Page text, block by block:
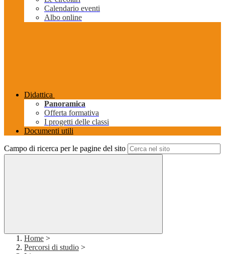
Calendario eventi
Albo online
Didattica
Panoramica
Offerta formativa
I progetti delle classi
Documenti utili
Campo di ricerca per le pagine del sito
Home >
Percorsi di studio >